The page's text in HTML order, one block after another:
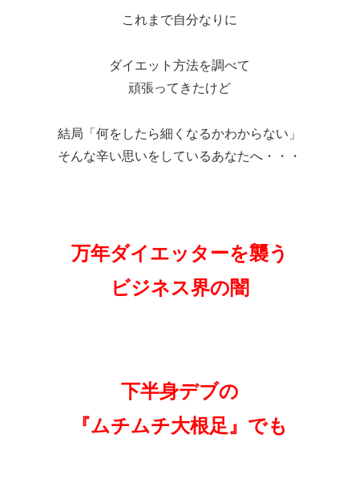
これまで自分なりに
ダイエット方法を調べて
頑張ってきたけど
結局「何をしたら細くなるかわからない」
そんな辛い思いをしているあなたへ・・・
万年ダイエッターを襲う
ビジネス界の闇
下半身デブの
『ムチムチ大根足』でも